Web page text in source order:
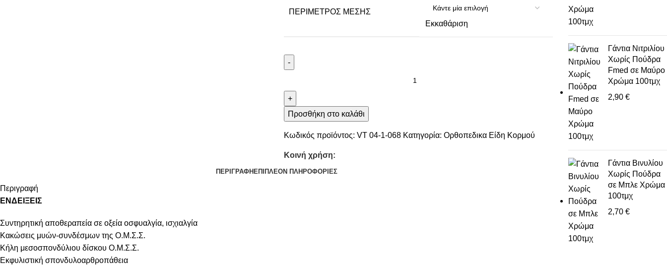
ΠΕΡΊΜΕΤΡΟΣ ΜΈΣΗΣ
Εκκαθάριση
-
+
Προσθήκη στο καλάθι
Κωδικός προϊόντος:VT 04-1-068 Κατηγορία: Ορθοπεδικα Είδη Κορμού
Κοινή χρήση:
ΠΕΡΙΓΡΑΦΉ ΕΠΙΠΛΈΟΝ ΠΛΗΡΟΦΟΡΊΕΣ
Περιγραφή
ΕΝΔΕΙΞΕΙΣ
Συντηρητική αποθεραπεία σε οξεία οσφυαλγία, ισχιαλγία
Κακώσεις μυών-συνδέσμων της Ο.Μ.Σ.Σ.
Κήλη μεσοσπονδύλιου δίσκου Ο.Μ.Σ.Σ.
Εκφυλιστική σπονδυλοαρθροπάθεια
Γάντια Νιτριλίου
Χωρίς Πούδρα
Fmed σε Μαύρο
Χρώμα 100τμχ
2,90 €
Γάντια Βινυλίου
Χωρίς Πούδρα
σε Μπλε Χρώμα
100τμχ
2,70 €